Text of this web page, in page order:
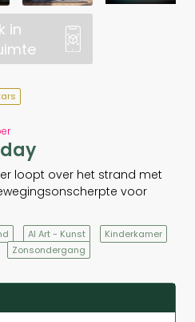
in
loopt over het strand met
voor
AI Art - Kunst
Kinderkamer
Zonsondergang